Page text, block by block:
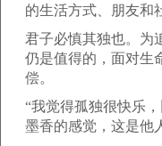
的生活方式、朋友和
君子必慎其独也。为
仍是值得的，面对生
偿。
“我觉得孤独很快乐
墨香的感觉，这是他